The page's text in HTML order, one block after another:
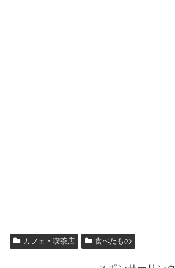
カフェ・喫茶店 食べたもの